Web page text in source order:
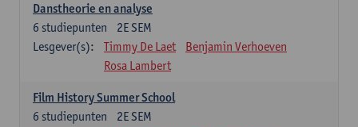
Danstheorie en analyse
2E SEM
6 studiepunten
Lesgever(s):
Timmy De Laet
Benjamin Verhoeven
Rosa Lambert
Film History Summer School
2E SEM
6 studiepunten